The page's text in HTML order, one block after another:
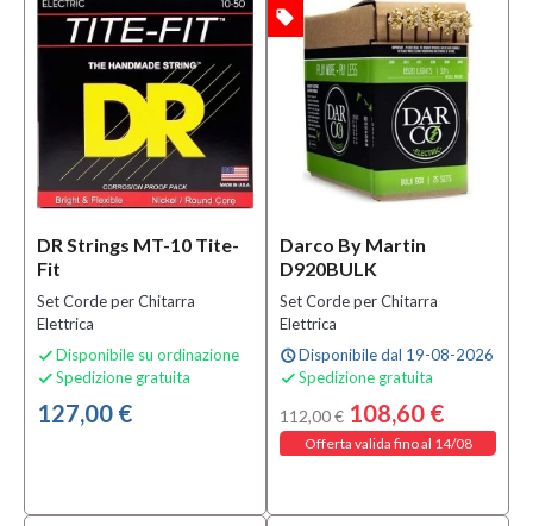
Elettrica
8 corde
Corde
Chitarra
Elettrica
(464)
Condizione
Nuovo
Prezzo
195,00 €
DR Strings MT-10 Tite-
Fit
Set Corde per Chitarra
Elettrica
 Disponibile su ordinazione
 Spedizione gratuita
127,00 €
Darco By Martin
D920BULK
Set Corde per Chitarra
Elettrica
scheduleDisponibile dal 19-08-2026
 Spedizione gratuita
112,00 € 108,60 €
Offerta valida fino al 14/08
OFFERTA local_offer